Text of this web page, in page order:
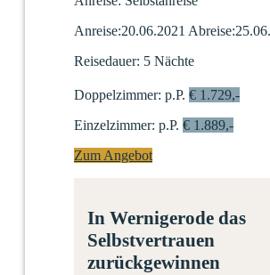
Anreise:20.06.2021 Abreise:
Reisedauer: 5 Nächte
Doppelzimmer: p.P. € 1.729,-
Einzelzimmer: p.P. € 1.889,-
Zum Angebot
In Wernigerode das
Selbstvertrauen
zurückgewinnen